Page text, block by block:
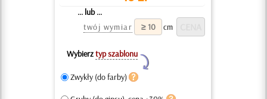
... lub ...
twój wymiar
cm
Wybierztyp szablonu
Y
Zwykły (do farby)